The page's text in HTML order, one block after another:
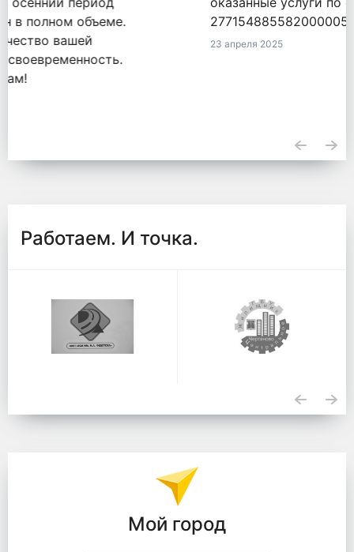
2771548855820000050 от 18.09.2020.
23 апреля 2025
Работаем. И точка.
Мой город